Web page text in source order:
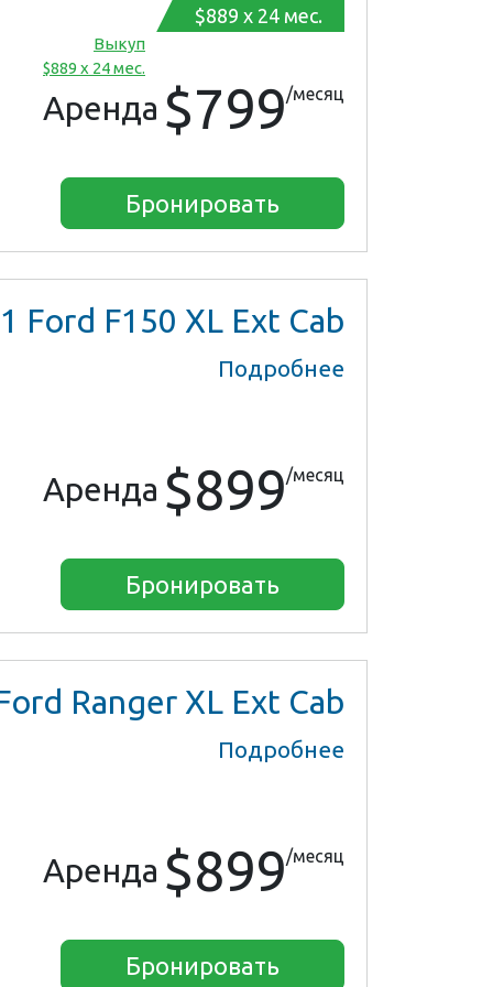
$889 x 24 мес.
Выкуп
$889 x 24 мес.
Аренда $799/месяц
Бронировать
Ford F150 XL Ext Cab
Подробнее
Аренда $899/месяц
Бронировать
Ranger XL Ext Cab
Подробнее
Аренда $899/месяц
Бронировать